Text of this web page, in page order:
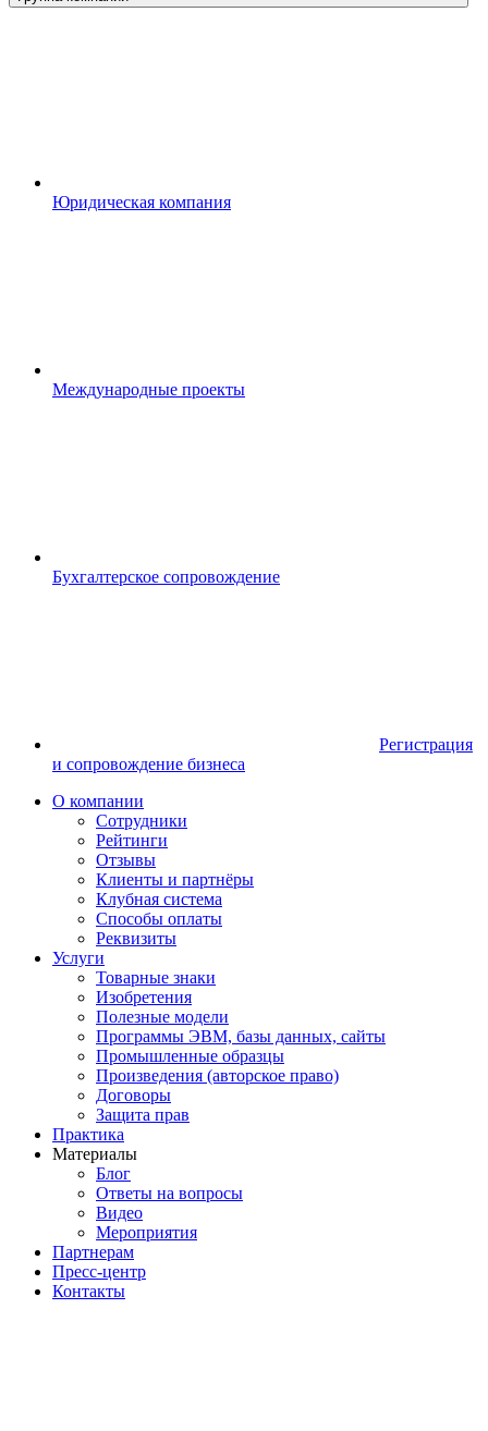
Юридическая компания
Международные проекты
Бухгалтерское сопровождение
Регистрация
и сопровождение бизнеса
О компании
Сотрудники
Рейтинги
Отзывы
Клиенты и партнёры
Клубная система
Способы оплаты
Реквизиты
Услуги
Товарные знаки
Изобретения
Полезные модели
Программы ЭВМ, базы данных, сайты
Промышленные образцы
Произведения (авторское право)
Договоры
Защита прав
Практика
Материалы
Блог
Ответы на вопросы
Видео
Мероприятия
Партнерам
Пресс-центр
Контакты